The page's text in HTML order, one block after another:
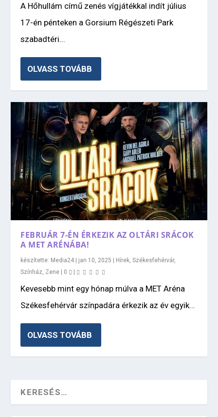
A Hőhullám című zenés vígjátékkal indít július
17-én pénteken a Gorsium Régészeti Park
szabadtéri...
OLVASS TOVÁBB
FEBRUÁR 7-ÉN ÉRKEZIK AZ OLTÁRI SRÁCOK
A MET ARÉNÁBA!
készítette: Media24 | jan 10, 2025 | Hírek ,Székesfehérvár,
Színház Zene | 0 |
Kevesebb mint egy hónap múlva a MET Aréna
Székesfehérvár színpadára érkezik az év egyik...
OLVASS TOVÁBB